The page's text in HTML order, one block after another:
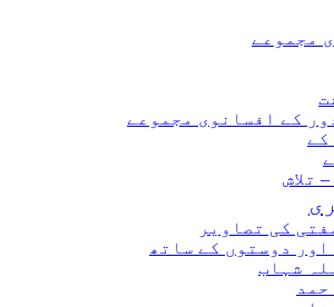
مجموعے
کے افسانوی مجموعے
تلاش
کی تصاویر
اور دوستوں کے ساتھ
شہاب